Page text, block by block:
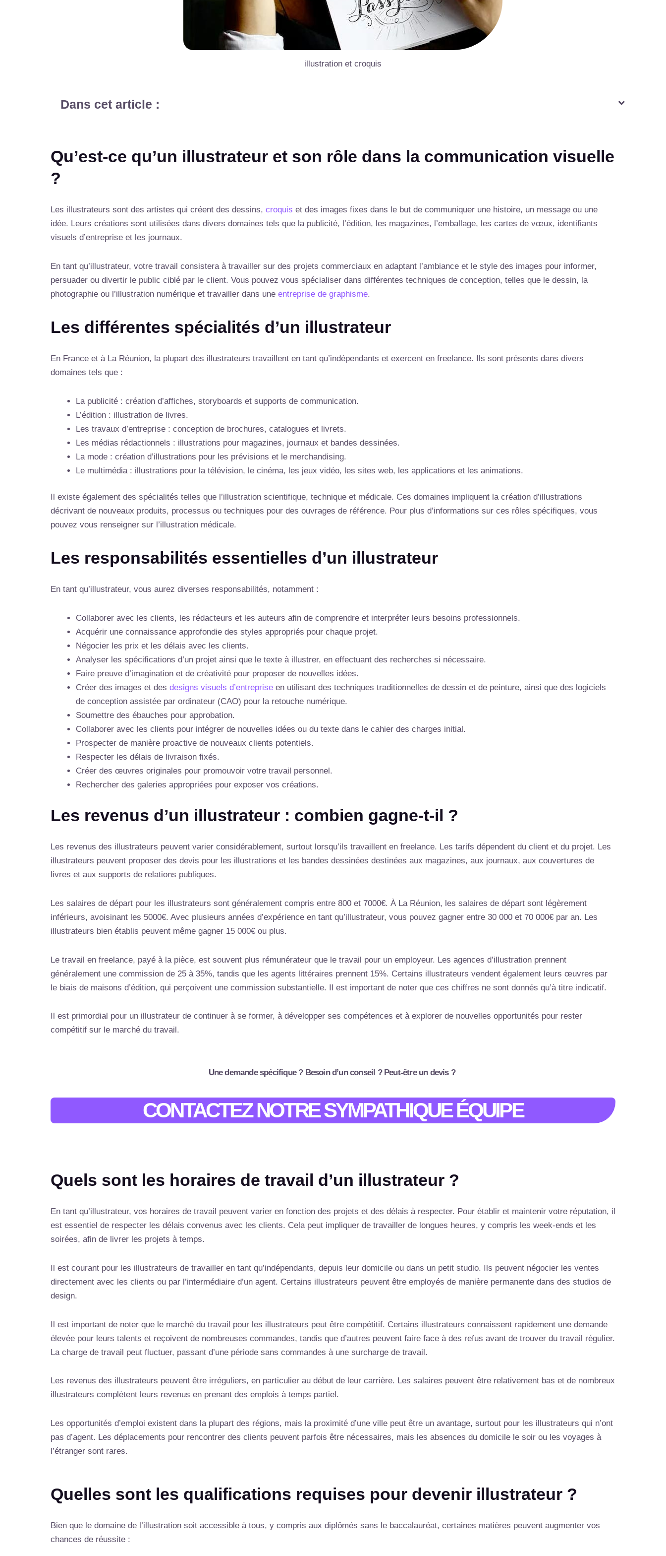
illustration et croquis
Dans cet article :
Qu’est-ce qu’un illustrateur et son rôle dans la communication visuelle
?
Les illustrateurs sont des artistes qui créent des dessins, croquis et des images fixes dans le but de communiquer une histoire, un message ou une
idée. Leurs créations sont utilisées dans divers domaines tels que la publicité, l’édition, les magazines, l’emballage, les cartes de vœux, identifiants
visuels d’entreprise et les journaux.
En tant qu’illustrateur, votre travail consistera à travailler sur des projets commerciaux en adaptant l’ambiance et le style des images pour informer,
persuader ou divertir le public ciblé par le client. Vous pouvez vous spécialiser dans différentes techniques de conception, telles que le dessin, la
photographie ou l’illustration numérique et travailler dans une entreprise de graphisme.
Les différentes spécialités d’un illustrateur
En France et à La Réunion, la plupart des illustrateurs travaillent en tant qu’indépendants et exercent en freelance. Ils sont présents dans divers
domaines tels que :
La publicité : création d’affiches, storyboards et supports de communication.
L’édition : illustration de livres.
Les travaux d’entreprise : conception de brochures, catalogues et livrets.
Les médias rédactionnels : illustrations pour magazines, journaux et bandes dessinées.
La mode : création d’illustrations pour les prévisions et le merchandising.
Le multimédia : illustrations pour la télévision, le cinéma, les jeux vidéo, les sites web, les applications et les animations.
Il existe également des spécialités telles que l’illustration scientifique, technique et médicale. Ces domaines impliquent la création d’illustrations
décrivant de nouveaux produits, processus ou techniques pour des ouvrages de référence. Pour plus d’informations sur ces rôles spécifiques, vous
pouvez vous renseigner sur l’illustration médicale.
Les responsabilités essentielles d’un illustrateur
En tant qu’illustrateur, vous aurez diverses responsabilités, notamment :
Collaborer avec les clients, les rédacteurs et les auteurs afin de comprendre et interpréter leurs besoins professionnels.
Acquérir une connaissance approfondie des styles appropriés pour chaque projet.
Négocier les prix et les délais avec les clients.
Analyser les spécifications d’un projet ainsi que le texte à illustrer, en effectuant des recherches si nécessaire.
Faire preuve d’imagination et de créativité pour proposer de nouvelles idées.
Créer des images et des designs visuels d’entreprise en utilisant des techniques traditionnelles de dessin et de peinture, ainsi que des logiciels
de conception assistée par ordinateur (CAO) pour la retouche numérique.
Soumettre des ébauches pour approbation.
Collaborer avec les clients pour intégrer de nouvelles idées ou du texte dans le cahier des charges initial.
Prospecter de manière proactive de nouveaux clients potentiels.
Respecter les délais de livraison fixés.
Créer des œuvres originales pour promouvoir votre travail personnel.
Rechercher des galeries appropriées pour exposer vos créations.
Les revenus d’un illustrateur : combien gagne-t-il ?
Les revenus des illustrateurs peuvent varier considérablement, surtout lorsqu’ils travaillent en freelance. Les tarifs dépendent du client et du projet. Les
illustrateurs peuvent proposer des devis pour les illustrations et les bandes dessinées destinées aux magazines, aux journaux, aux couvertures de
livres et aux supports de relations publiques.
Les salaires de départ pour les illustrateurs sont généralement compris entre 800 et 7000€. À La Réunion, les salaires de départ sont légèrement
inférieurs, avoisinant les 5000€. Avec plusieurs années d’expérience en tant qu’illustrateur, vous pouvez gagner entre 30 000 et 70 000€ par an. Les
illustrateurs bien établis peuvent même gagner 15 000€ ou plus.
Le travail en freelance, payé à la pièce, est souvent plus rémunérateur que le travail pour un employeur. Les agences d’illustration prennent
généralement une commission de 25 à 35%, tandis que les agents littéraires prennent 15%. Certains illustrateurs vendent également leurs œuvres par
le biais de maisons d’édition, qui perçoivent une commission substantielle. Il est important de noter que ces chiffres ne sont donnés qu’à titre indicatif.
Il est primordial pour un illustrateur de continuer à se former, à développer ses compétences et à explorer de nouvelles opportunités pour rester
compétitif sur le marché du travail.
Une demande spécifique ? Besoin d’un conseil ? Peut-être un devis ?
CONTACTEZ NOTRE SYMPATHIQUE ÉQUIPE
Quels sont les horaires de travail d’un illustrateur ?
En tant qu’illustrateur, vos horaires de travail peuvent varier en fonction des projets et des délais à respecter. Pour établir et maintenir votre réputation, il
est essentiel de respecter les délais convenus avec les clients. Cela peut impliquer de travailler de longues heures, y compris les week-ends et les
soirées, afin de livrer les projets à temps.
Il est courant pour les illustrateurs de travailler en tant qu’indépendants, depuis leur domicile ou dans un petit studio. Ils peuvent négocier les ventes
directement avec les clients ou par l’intermédiaire d’un agent. Certains illustrateurs peuvent être employés de manière permanente dans des studios de
design.
Il est important de noter que le marché du travail pour les illustrateurs peut être compétitif. Certains illustrateurs connaissent rapidement une demande
élevée pour leurs talents et reçoivent de nombreuses commandes, tandis que d’autres peuvent faire face à des refus avant de trouver du travail régulier.
La charge de travail peut fluctuer, passant d’une période sans commandes à une surcharge de travail.
Les revenus des illustrateurs peuvent être irréguliers, en particulier au début de leur carrière. Les salaires peuvent être relativement bas et de nombreux
illustrateurs complètent leurs revenus en prenant des emplois à temps partiel.
Les opportunités d’emploi existent dans la plupart des régions, mais la proximité d’une ville peut être un avantage, surtout pour les illustrateurs qui n’ont
pas d’agent. Les déplacements pour rencontrer des clients peuvent parfois être nécessaires, mais les absences du domicile le soir ou les voyages à
l’étranger sont rares.
Quelles sont les qualifications requises pour devenir illustrateur ?
Bien que le domaine de l’illustration soit accessible à tous, y compris aux diplômés sans le baccalauréat, certaines matières peuvent augmenter vos
chances de réussite :